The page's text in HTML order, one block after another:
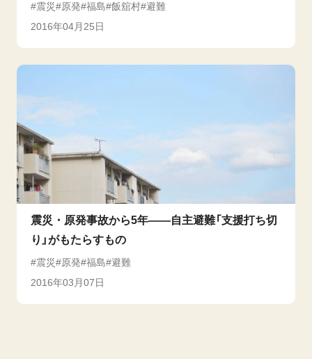
震災 原発 福島 飯舘村 避難
2016年04月25日
震災・原発事故から5年――自主避難「支援打ち切
り」がもたらすもの
震災 原発 福島
避難
2016年03月07日